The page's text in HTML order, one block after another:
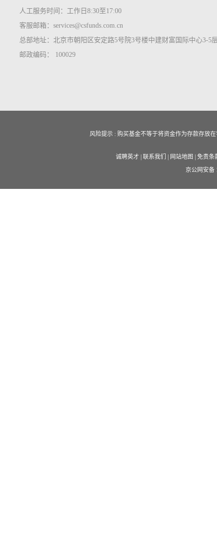
人工服务时间：工作日8:30至17:00
客服邮箱：services@csfunds.com.cn
总部地址：北京市朝阳区安定路5号院3号楼中建财富国际中心3-5
邮政编码： 100029
风险提示 : 购买基金不等于将资金作为存款存放
诚聘英才 联系我们 网站地图
免责条
京公网安备